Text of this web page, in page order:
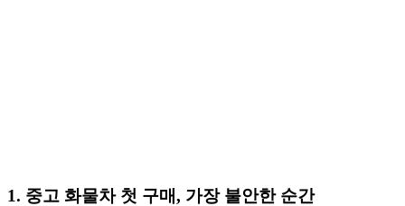
1. 중고 화물차 첫 구매, 가장 불안한 순간